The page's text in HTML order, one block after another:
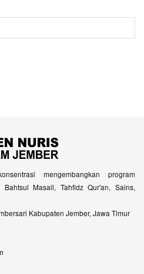
mengembangkan program
Masail, Tahfidz Qur'an, Sains,
Kabupaten Jember, Jawa Timur